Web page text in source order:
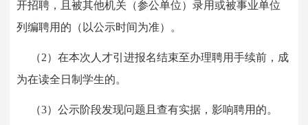
开招聘，且被其他机关（参公单位）录用或被事业单位
列编聘用的（以公示时间为准）。
（2）在本次人才引进报名结束至办理聘用手续前，成
为在读全日制学生的。
（3）公示阶段发现问题且查有实据，影响聘用的。